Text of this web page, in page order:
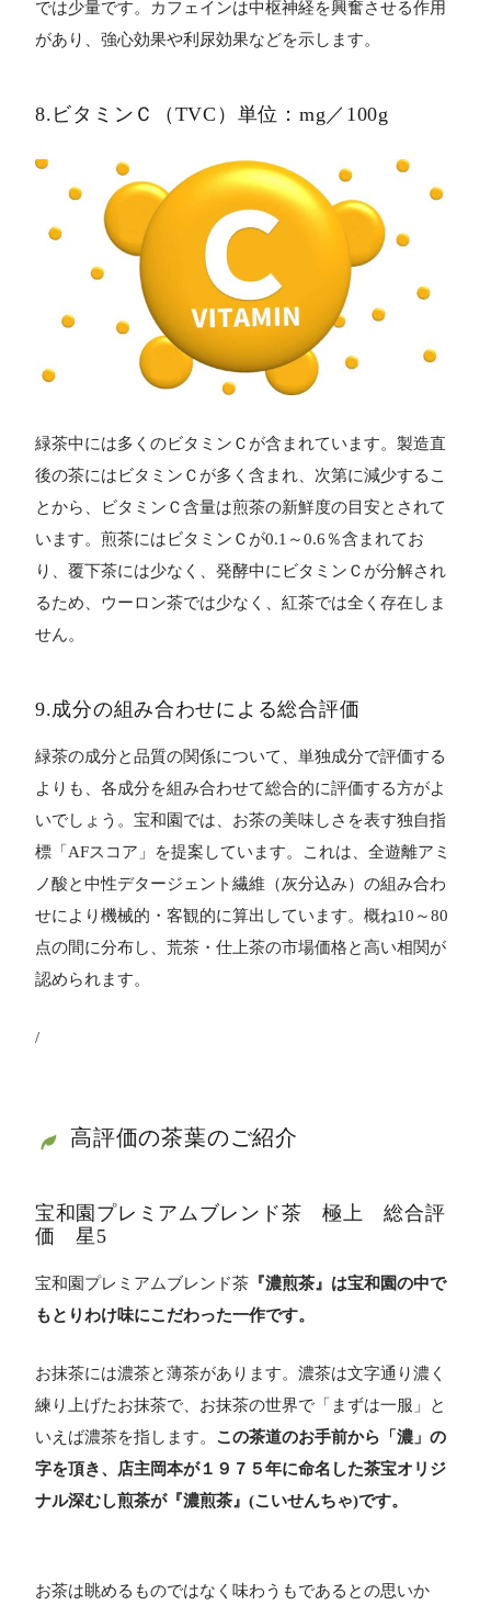
では少量です。カフェインは中枢神経を興奮させる作用
があり、強心効果や利尿効果などを示します。
8.ビタミンＣ（TVC）単位：mg／100g
緑茶中には多くのビタミンＣが含まれています。製造直
後の茶にはビタミンＣが多く含まれ、次第に減少するこ
とから、ビタミンＣ含量は煎茶の新鮮度の目安とされて
います。煎茶にはビタミンＣが0.1～0.6％含まれてお
り、覆下茶には少なく、発酵中にビタミンＣが分解され
るため、ウーロン茶では少なく、紅茶では全く存在しま
せん。
9.成分の組み合わせによる総合評価
緑茶の成分と品質の関係について、単独成分で評価する
よりも、各成分を組み合わせて総合的に評価する方がよ
いでしょう。宝和園では、お茶の美味しさを表す独自指
標「AFスコア」を提案しています。これは、全遊離アミ
ノ酸と中性デタージェント繊維（灰分込み）の組み合わ
せにより機械的・客観的に算出しています。概ね10～80
点の間に分布し、荒茶・仕上茶の市場価格と高い相関が
認められます。
/
高評価の茶葉のご紹介
宝和園プレミアムブレンド茶 極上 総合評
価 星5
宝和園プレミアムブレンド茶 『濃煎茶』は宝和園の中で
もとりわけ味にこだわった一作です。
お抹茶には濃茶と薄茶があります。濃茶は文字通り濃く
練り上げたお抹茶で、お抹茶の世界で「まずは一服」と
いえば濃茶を指します。 この茶道のお手前から「濃」の
字を頂き、店主岡本が１９７５年に命名した茶宝オリジ
ナル深むし煎茶が『濃煎茶』(こいせんちゃ)です。
お茶は眺めるものではなく味わうもであるとの思いか